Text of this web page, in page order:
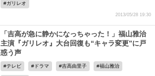
ガリレオ
2013/05/28 19:30
「吉高が急に静かになっちゃった！」福山雅治
主演『ガリレオ』大台回復も“キャラ変更”に戸
惑う声
テレビ ドラマ 吉高由里子 福山雅治